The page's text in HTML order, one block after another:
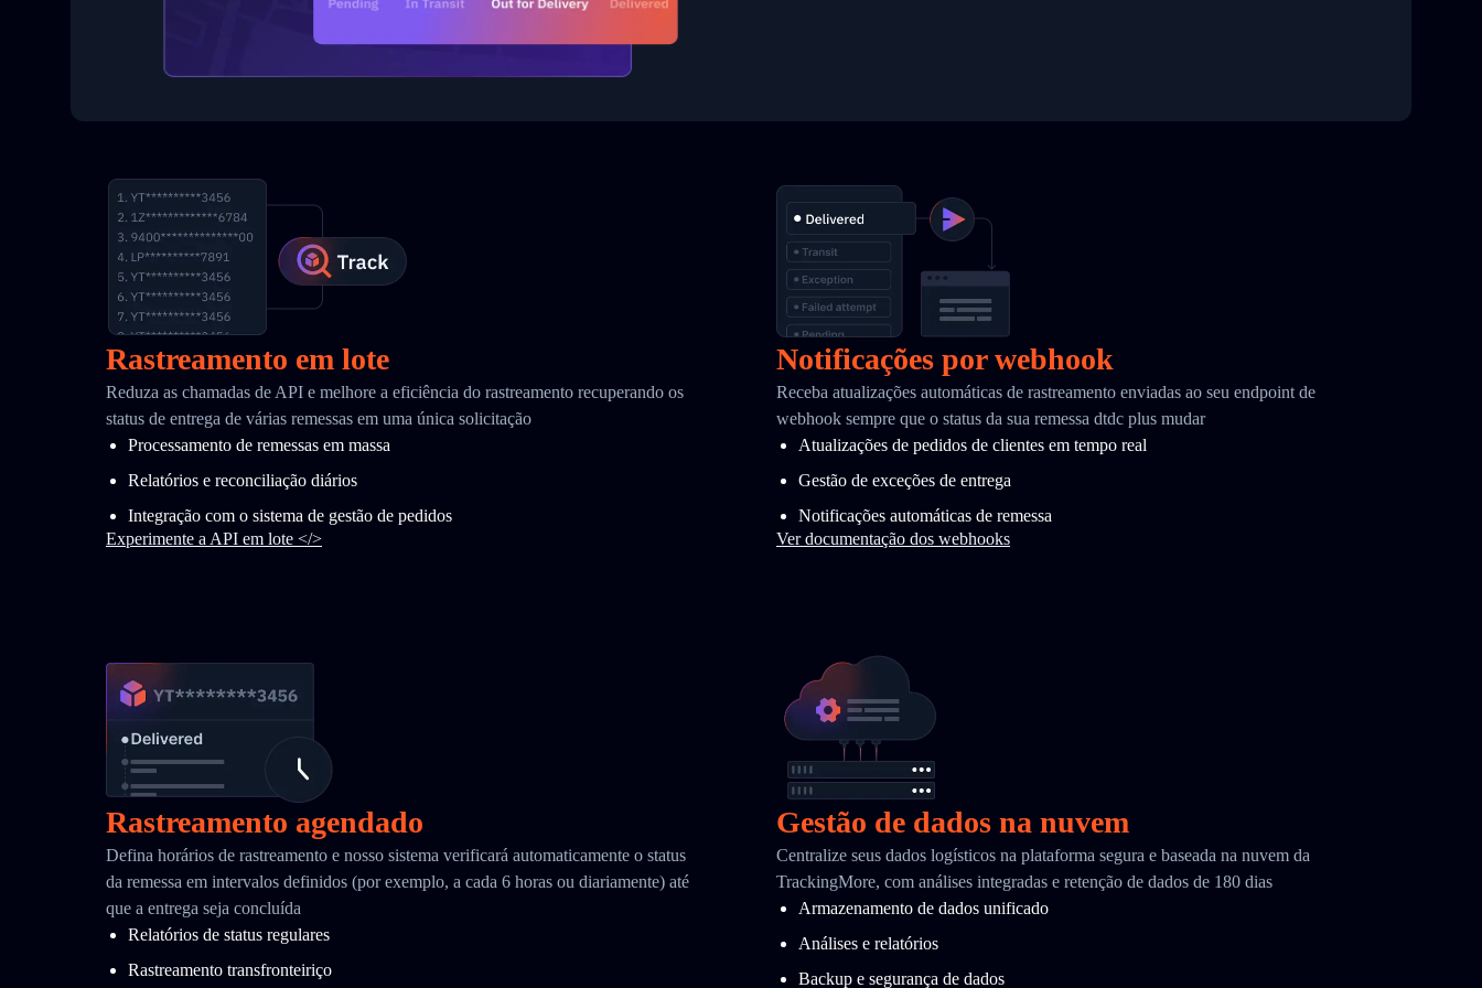
Rastreamento em lote
Reduza as chamadas de API e melhore a eficiência do rastreamento recuperando os
status de entrega de várias remessas em uma única solicitação
Processamento de remessas em massa
Relatórios e reconciliação diários
Integração com o sistema de gestão de pedidos
Experimente a API em lote </>
Notificações por webhook
Receba atualizações automáticas de rastreamento enviadas ao seu endpoint de
webhook sempre que o status da sua remessa dtdc plus mudar
Atualizações de pedidos de clientes em tempo real
Gestão de exceções de entrega
Notificações automáticas de remessa
Ver documentação dos webhooks
Rastreamento agendado
Defina horários de rastreamento e nosso sistema verificará automaticamente o status
da remessa em intervalos definidos (por exemplo, a cada 6 horas ou diariamente) até
que a entrega seja concluída
Relatórios de status regulares
Rastreamento transfronteiriço
Gestão de dados na nuvem
Centralize seus dados logísticos na plataforma segura e baseada na nuvem da
TrackingMore, com análises integradas e retenção de dados de 180 dias
Armazenamento de dados unificado
Análises e relatórios
Backup e segurança de dados